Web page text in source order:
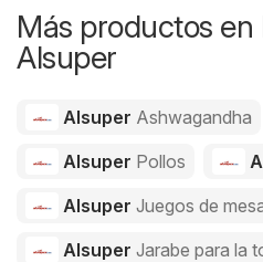
Más productos en
Alsuper
Alsuper Ashwagandha
Alsuper Pollos
Alsuper Juegos de
Alsuper Jarabe para la